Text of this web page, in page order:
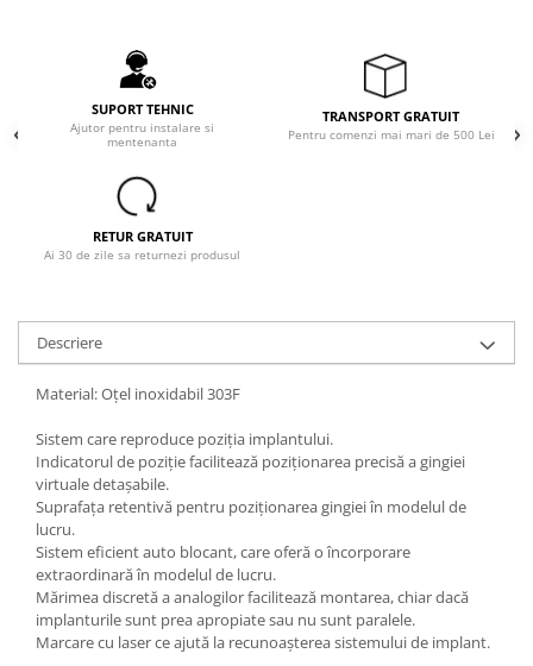
Cuburi ceramice ONECera
Blocuri Disilicat de litiu
AMBER MILL C12
AMBER MILL C32
AMBER MILL C40
Disc Titan Biostar 98mm
Pmma Mono 98mm
Pmma Multilayer A-D 98mm
dds zirconia® t
dds zirconia® t-preshaded
Disc Ceara 98mm
Disc Nano Compozit
Disc PMMA Eldy Plus
Diverse
hs-opaque
Echipamente Laborator
SUPORT TEHNIC
Ajutor pentru instalare si
mentenanta
TRANSPORT GRATUIT
Pentru comenzi mai mari de 500 Lei
RETUR GRATUIT
Ai 30 de zile sa returnezi produsul
Descriere
Material: Oțel inoxidabil 303F
Sistem care reproduce poziția implantului.
Indicatorul de poziție facilitează poziționarea precisă a gingiei
virtuale detașabile.
Suprafața retentivă pentru poziționarea gingiei în modelul de
lucru.
Sistem eficient auto blocant, care oferă o încorporare
extraordinară în modelul de lucru.
Mărimea discretă a analogilor facilitează montarea, chiar dacă
implanturile sunt prea apropiate sau nu sunt paralele.
Marcare cu laser ce ajută la recunoașterea sistemului de implant.